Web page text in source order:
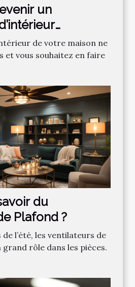
un
?
de votre maison ne
et vous souhaitez en faire
du
Plafond ?
l’été, les ventilateurs de
rôle dans les pièces.